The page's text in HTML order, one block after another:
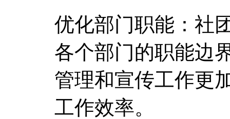
优化部门职能：社
各个部门的职能边
管理和宣传工作更
工作效率。